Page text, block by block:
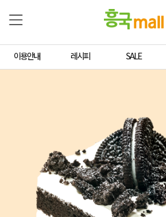
이용안내 레시피 SALE